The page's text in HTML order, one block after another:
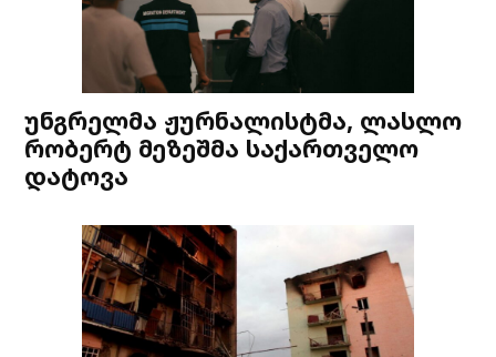
უნგრელმა ჟურნალისტმა, ლასლო
რობერტ მეზეშმა საქართველო
დატოვა